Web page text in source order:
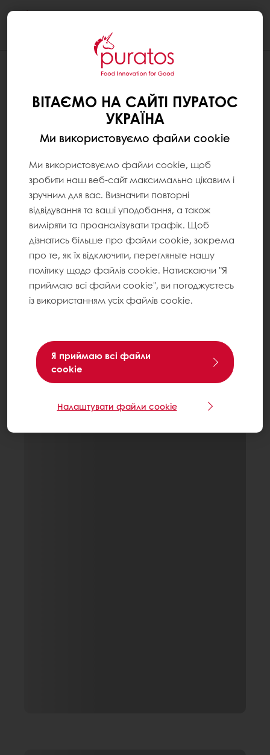
ВІТАЄМО НА САЙТІ ПУРАТОС
УКРАЇНА
Ми використовуємо файли cookie
Ми використовуємо файли cookie, щоб
зробити наш веб-сайт максимально цікавим і
зручним для вас. Визначити повторні
відвідування та ваші уподобання, а також
виміряти та проаналізувати трафік. Щоб
дізнатись більше про файли cookie, зокрема
про те, як їх відключити, перегляньте нашу
політику щодо файлів cookie. Натискаючи "Я
приймаю всі файли cookie", ви погоджуєтесь
із використанням усіх файлів cookie.
Я приймаю всі файли
cookie
Налаштувати файли cookie